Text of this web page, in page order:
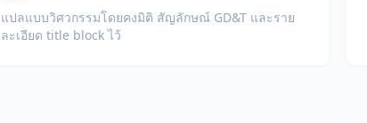
แปลแบบวิศวกรรมโดยคงมิติ สัญลักษณ์ GD&T และราย
ละเอียด title block ไว้